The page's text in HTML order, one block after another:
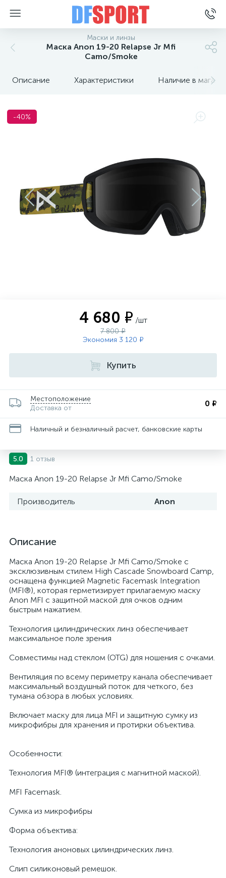
Маски и линзы
Маска Anon 19-20 Relapse Jr Mfi
Camo/Smoke
Описание Характеристики Наличие в
-40%
4 680 ₽ /шт
7 800 ₽
Экономия 3 120 ₽
Купить
Местоположение
Доставка от
0 ₽
Наличный и безналичный расчет, банковские карты
5.0 1 отзыв
Маска Anon 19-20 Relapse Jr Mfi Camo/Smoke
Производитель Anon
Описание
Маска Anon 19-20 Relapse Jr Mfi Camo/Smoke с
эксклюзивным стилем High Cascade Snowboard Camp,
оснащена функцией Magnetic Facemask Integration
(MFI®), которая герметизирует прилагаемую маску
Anon MFI с защитной маской для очков одним
быстрым нажатием.
Технология цилиндрических линз обеспечивает
максимальное поле зрения
Совместимы над стеклом (OTG) для ношения с очками.
Вентиляция по всему периметру канала обеспечивает
максимальный воздушный поток для четкого, без
тумана обзора в любых условиях.
Включает маску для лица MFI и защитную сумку из
микрофибры для хранения и протирки объектива.
Особенности:
Технология MFI® (интеграция с магнитной маской).
MFI Facemask.
Сумка из микрофибры
Форма объектива:
Технология аноновых цилиндрических линз.
Слип силиконовый ремешок.